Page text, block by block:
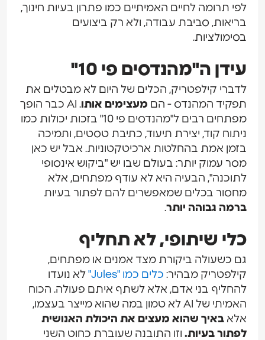
לפי תרומה לחיים האמיתיים כמו פתרון בעיות חינוך,
בריאות, סביבת עבודה, ולא רק ביצועים
בסימולציות.
עידן ה"מהנדסים פי 10"
לדברי קילפטריק, הכלים של היום לא מבטלים את
תפקיד המהנדס - הם מעצימים אותו
. AI כבר הופך
מפתחים רבים ל"מהנדסים פי 10" בזכות יכולות כמו
ניתוח קוד, יצירת תיעוד, כתיבת טסטים, ותמיכה
בזמן אמת בהחלטות ארכיטקטוניות. אבל יש כאן
מסר עמוק יותר: בעולם שבו יש "ביקוש אינסופי
לתוכנה", הבעיה היא לא עודף מפתחים, אלא
מחסור בכלים שמאפשרים להם לפתור בעיות
ברמה גבוהה יותר.
כלי שיתופי, לא תחליף
גם כשעולה ביקורת מצד אמנים או מפתחים,
קילפטריק מבהיר: כלים כמו "Jules"
לא נועדו
להחליף בני אדם, אלא לשתף איתם פעולה. הכוח
האמיתי של AI לא טמון במה שהוא מייצר בעצמו,
אלא באיך שהוא מעצים את היכולת האנושית
לפתור בעיות. וזו התובנה שעוברת כחוט השני